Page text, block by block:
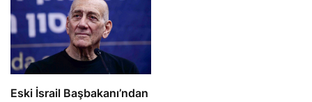
Eski İsrail Başbakanı’ndan